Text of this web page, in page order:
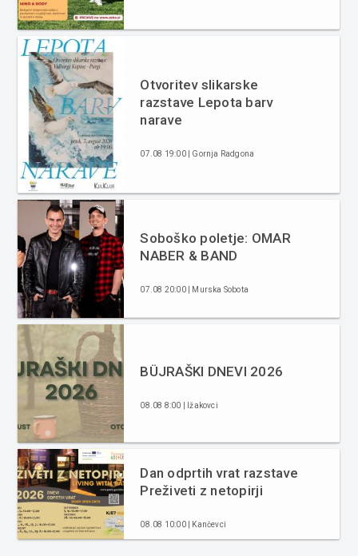
Otvoritev slikarske
razstave Lepota barv
narave
07.08 19:00 | Gornja Radgona
Soboško poletje: OMAR
NABER & BAND
07.08 20:00 | Murska Sobota
BÜJRAŠKI DNEVI 2026
08.08 8:00 | Ižakovci
Dan odprtih vrat razstave
Preživeti z netopirji
08.08 10:00 | Kančevci